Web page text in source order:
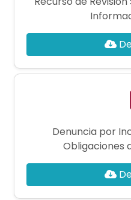
Denuncia por
Obligaciones